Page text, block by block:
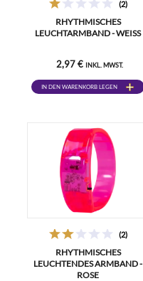
(2)
RHYTHMISCHES
LEUCHTARMBAND - WEISS
2,97 € INKL. MWST.
IN DEN WARENKORB LEGEN
(2)
RHYTHMISCHES
LEUCHTENDES ARMBAND -
ROSE